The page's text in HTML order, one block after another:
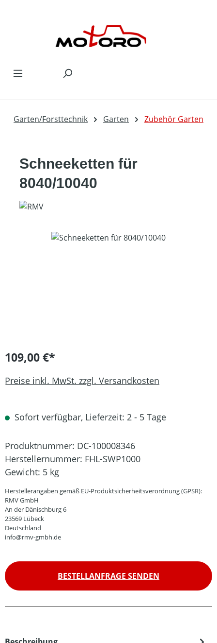
Garten/Forsttechnik Garten Zubehör Garten
Schneeketten für
8040/10040
Bildergalerie überspringen
109,00 €*
Preise inkl. MwSt. zzgl. Versandkosten
Sofort verfügbar, Lieferzeit: 2 - 5 Tage
Produktnummer: DC-100008346
Herstellernummer: FHL-SWP1000
Gewicht: 5 kg
Herstellerangaben gemäß EU-Produktsicherheitsverordnung (GPSR):
RMV GmbH
An der Dänischburg 6
23569 Lübeck
Deutschland
info@rmv-gmbh.de
BESTELLANFRAGE SENDEN